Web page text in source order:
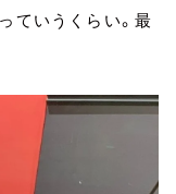
ていうくらい。最